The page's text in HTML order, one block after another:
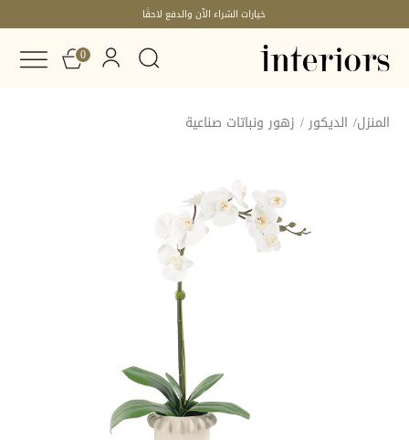
خيارات الشراء الآن والدفع لاحقًا
0
المنزل/ الديكور/ زهور ونباتات صناعية